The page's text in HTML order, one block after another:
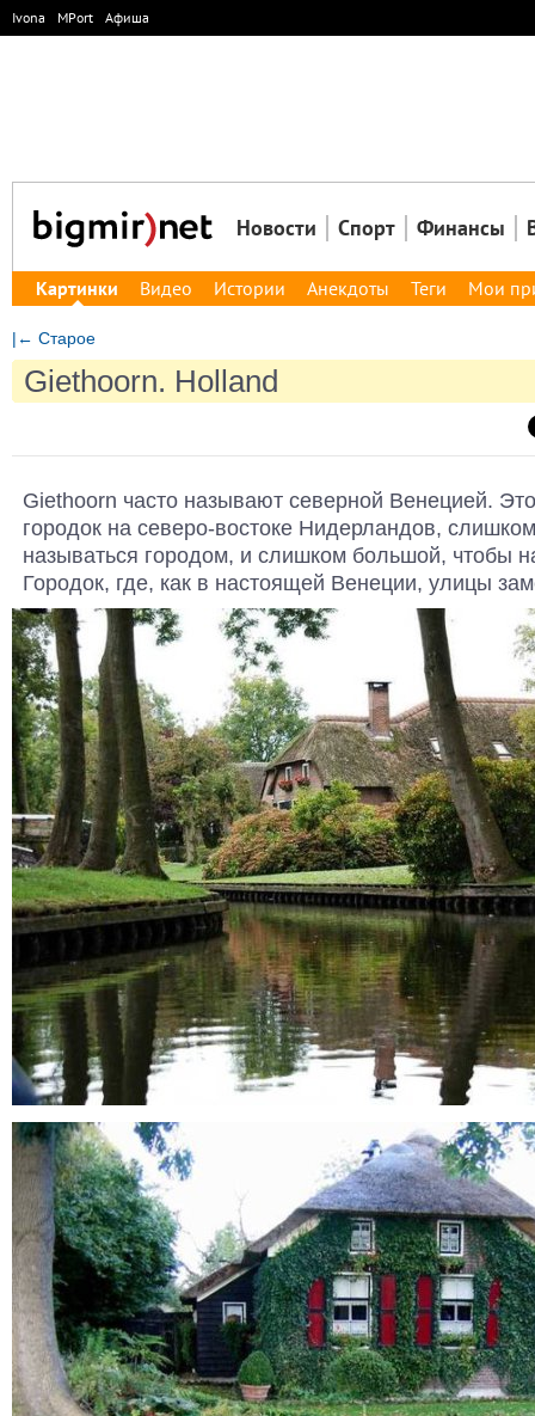
Ivona MPort Афиша
Новости Спорт Финансы
Картинки Видео Истории Анекдоты Теги Мои
|← Старое
Giethoorn. Holland
Giethoorn часто называют северной Венецией.
городок на северо-востоке Нидерландов,
называться городом, и слишком большой, чтобы
Городок, где, как в настоящей Венеции, улицы